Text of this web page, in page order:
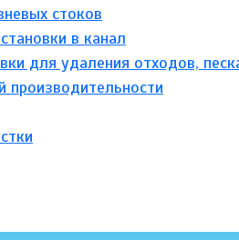
стоков
в канал
для удаления отходов,